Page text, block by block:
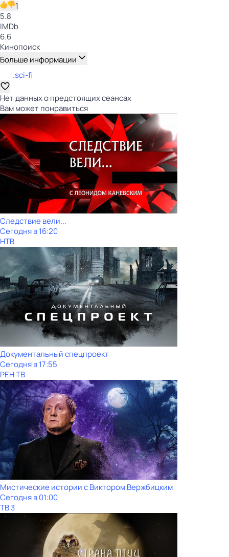
1
5.8
IMDb
6.6
Кинопоиск
Больше информации
.sci-fi
Нет данных о предстоящих сеансах
Вам может понравиться
Следствие вели...
Сегодня в 16:20
НТВ
Документальный спецпроект
Сегодня в 17:55
РЕН ТВ
Мистические истории с Виктoром Bержбицким
Сегодня в 01:00
ТВ 3